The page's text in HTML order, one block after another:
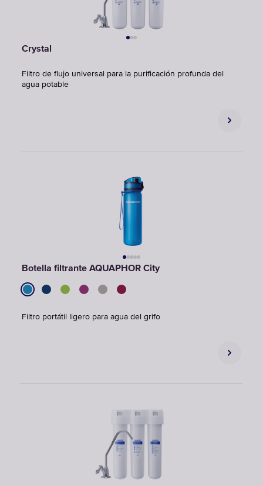
Crystal
Filtro de flujo universal para la purificación profunda del
agua potable
Botella filtrante AQUAPHOR City
Filtro portátil ligero para agua del grifo